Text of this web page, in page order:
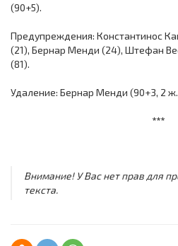
(90+5).
Предупреждения: Константинос
(21), Бернар Менди (24), Штефан
(81).
Удаление: Бернар Менди (90+3, 2
***
Внимание! У Вас нет прав для
текста.